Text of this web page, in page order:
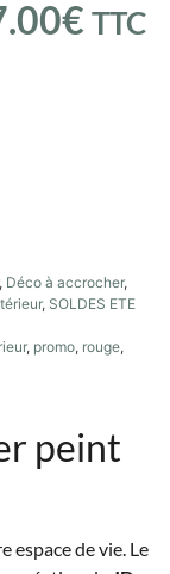
€ TTC
, Déco à accrocher,
, SOLDES ETE
, promo, rouge,
peint
espace de vie. Le